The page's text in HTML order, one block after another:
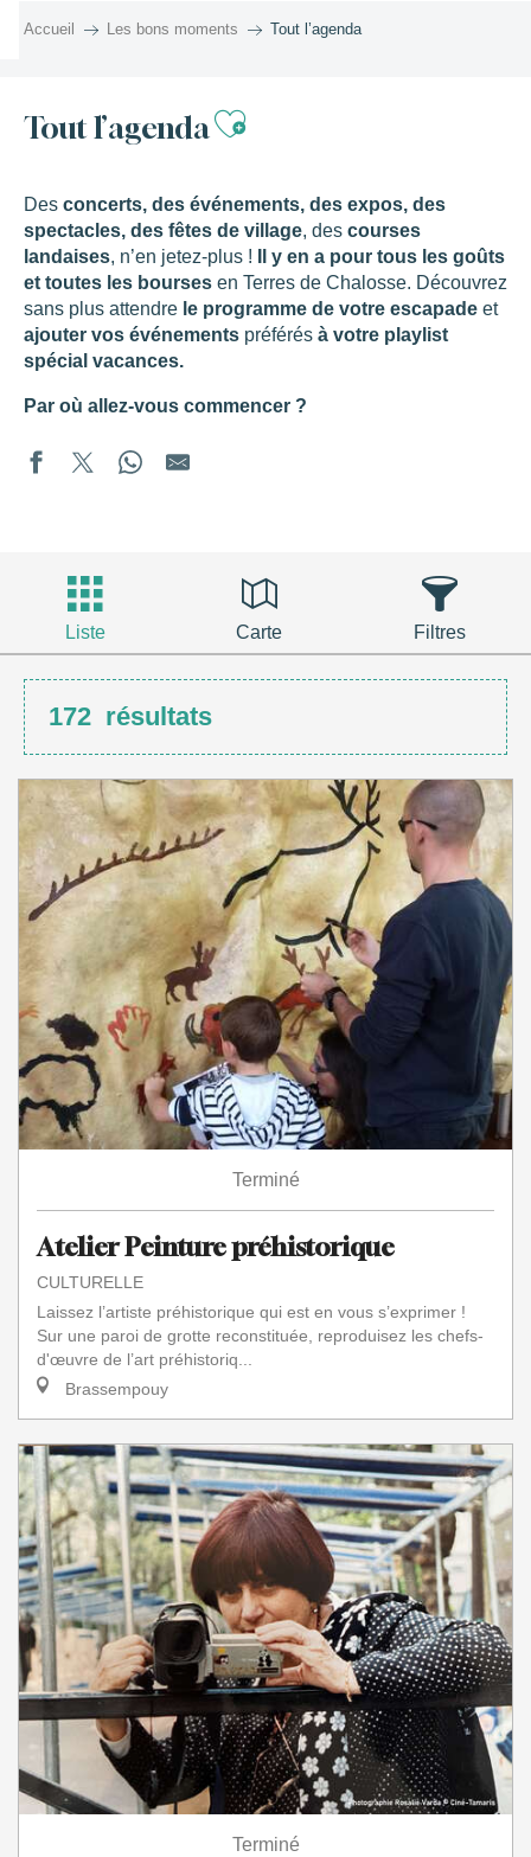
Accueil Les bons moments Tout l’agenda
Tout l’agendaAjouter aux
Des concerts, des événements, des expos, des
spectacles, des fêtes de village, des courses
landaises, n’en jetez-plus !
Il y en a pour tous les goûts
et toutes les bourses en Terres de Chalosse. Découvrez
sans plus attendre le programme de votre escapade et
ajouter vos événements préférés à votre playlist
spécial vacances.
Par où allez-vous commencer ?
Liste Carte Filtres
172 résultats
Terminé
Atelier Peinture préhistorique
CULTURELLE
Laissez l’artiste préhistorique qui est en vous s’exprimer !
Sur une paroi de grotte reconstituée, reproduisez les chefs-
d'œuvre de l’art préhistoriq...
Brassempouy
Terminé